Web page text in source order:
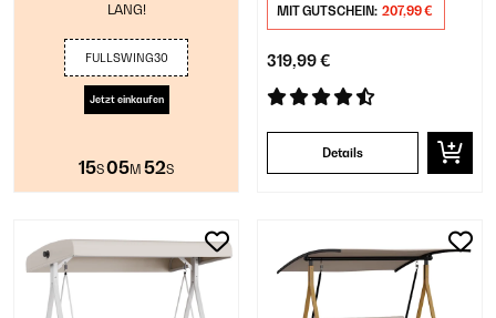
LANG!
FULLSWING30
Jetzt einkaufen
15S 05M 51S
MIT GUTSCHEIN: 207,99 €
319,99 €
Details